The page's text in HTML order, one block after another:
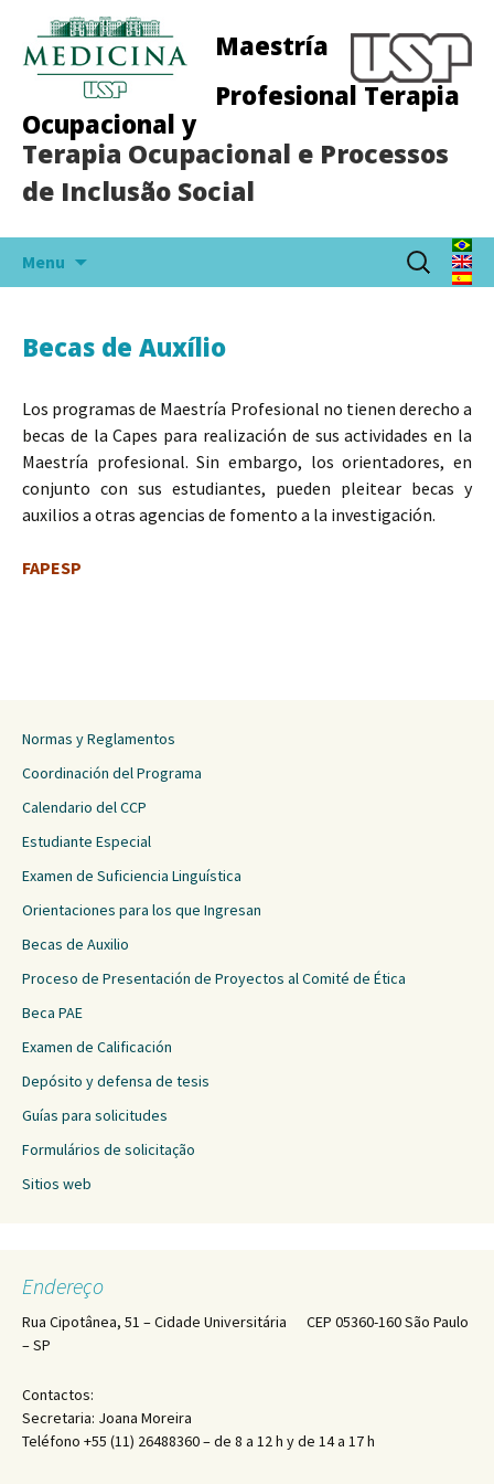
Maestría
Profesional Terapia
Ocupacional y
Terapia Ocupacional e Processos
de Inclusão Social
Menu Buscar:
Becas de Auxílio
Los programas de Maestría Profesional no tienen derecho a
becas de la Capes para realización de sus actividades en la
Maestría profesional. Sin embargo, los orientadores, en
conjunto con sus estudiantes, pueden pleitear becas y
auxilios a otras agencias de fomento a la investigación.
FAPESP
Normas y Reglamentos
Coordinación del Programa
Calendario del CCP
Estudiante Especial
Examen de Suficiencia Linguística
Orientaciones para los que Ingresan
Becas de Auxilio
Proceso de Presentación de Proyectos al Comité de Ética
Beca PAE
Examen de Calificación
Depósito y defensa de tesis
Guías para solicitudes
Formulários de solicitação
Sitios web
Endereço
Rua Cipotânea, 51 – Cidade Universitária CEP 05360-160 São Paulo
– SP
Contactos:
Secretaria: Joana Moreira
Teléfono +55 (11) 26488360 – de 8 a 12 h y de 14 a 17 h